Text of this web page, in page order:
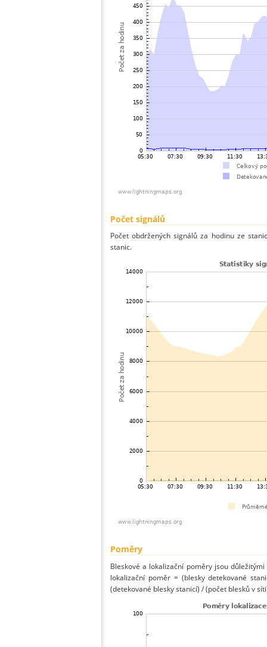
Počet signálů
Počet obdržených signálů za hodinu ze
stanic.
Poměry
Bleskové a lokalizační poměry jsou
lokalizační poměr = (blesky detekované
(detekované blesky stanicí) / (počet blesků v